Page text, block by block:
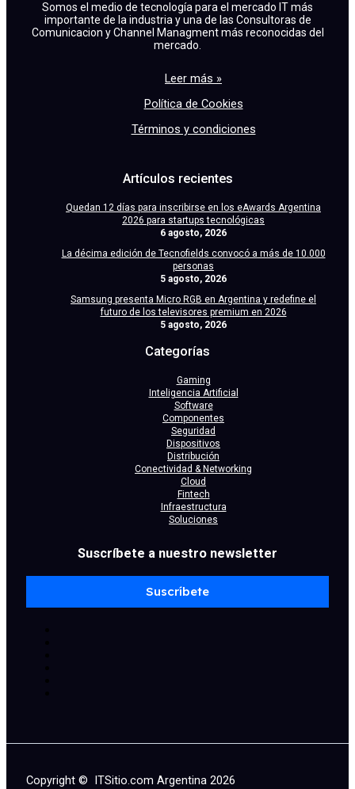
Somos el medio de tecnología para el mercado IT más
importante de la industria y una de las Consultoras de
Comunicacion y Channel Managment más reconocidas del
mercado.
Leer más »
Política de Cookies
Términos y condiciones
Artículos recientes
Quedan 12 días para inscribirse en los eAwards Argentina
2026 para startups tecnológicas
6 agosto, 2026
La décima edición de Tecnofields convocó a más de 10.000
personas
5 agosto, 2026
Samsung presenta Micro RGB en Argentina y redefine el
futuro de los televisores premium en 2026
5 agosto, 2026
Categorías
Gaming
Inteligencia Artificial
Software
Componentes
Seguridad
Dispositivos
Distribución
Conectividad & Networking
Cloud
Fintech
Infraestructura
Soluciones
Suscríbete a nuestro newsletter
Suscríbete
Copyright © ITSitio.com Argentina 2026